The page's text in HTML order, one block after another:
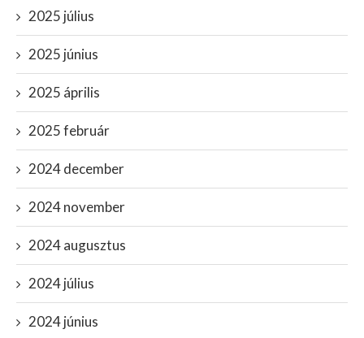
2025 július
2025 június
2025 április
2025 február
2024 december
2024 november
2024 augusztus
2024 július
2024 június